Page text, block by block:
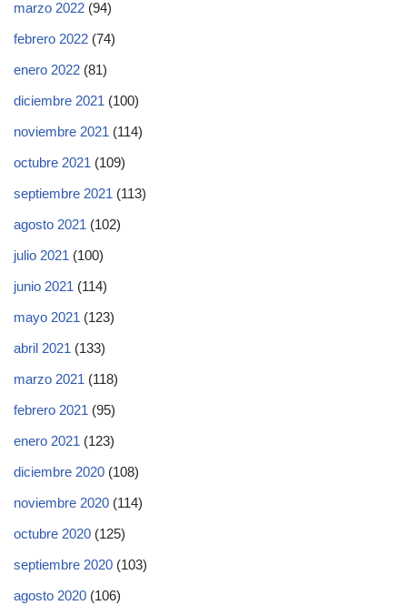
marzo 2022 (94)
febrero 2022 (74)
enero 2022 (81)
diciembre 2021 (100)
noviembre 2021 (114)
octubre 2021 (109)
septiembre 2021 (113)
agosto 2021 (102)
julio 2021 (100)
junio 2021 (114)
mayo 2021 (123)
abril 2021 (133)
marzo 2021 (118)
febrero 2021 (95)
enero 2021 (123)
diciembre 2020 (108)
noviembre 2020 (114)
octubre 2020 (125)
septiembre 2020 (103)
agosto 2020 (106)